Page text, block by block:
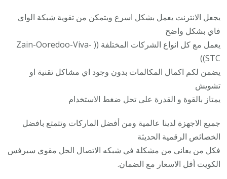
يجعل الانترنت يعمل بشكل اسرع ويتمكن من تقوية شبكة الواي
فاي بشكل واضح
يعمل مع كل انواع الشركات المختلفة (( Zain-Ooredoo-Viva-
STC))
يضمن لكم اكمال المكالمات بدون وجود اي مشاكل تقنية او
تشويش
يمتاز بالقوة و القدرة على تحل ضغط الاستخدام
جميع الاجهزة لدينا عالمية ومن أفضل الماركات وتتمتع بافضل
الخصائص الرقمية الحديثة
فكل من يعانى من مشكلة في شبكه الاتصال الحل مقوي سيرفس
الكويت أقل الاسعار مع الضمان.